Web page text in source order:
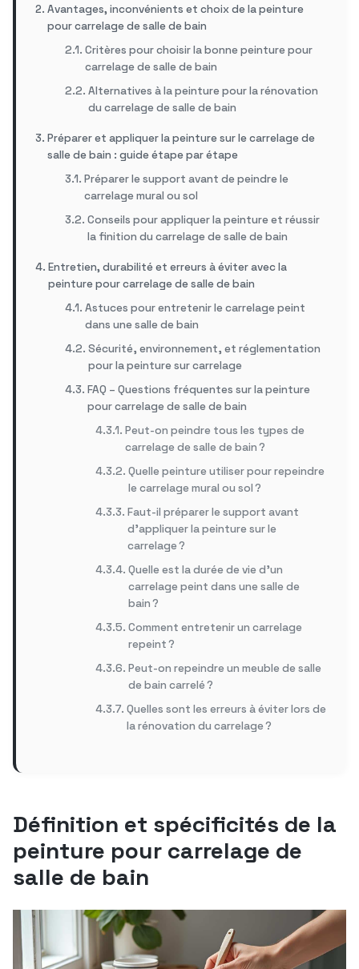
Avantages, inconvénients et choix de la peinture
pour carrelage de salle de bain
Critères pour choisir la bonne peinture pour
carrelage de salle de bain
Alternatives à la peinture pour la rénovation
du carrelage de salle de bain
Préparer et appliquer la peinture sur le carrelage de
salle de bain : guide étape par étape
Préparer le support avant de peindre le
carrelage mural ou sol
Conseils pour appliquer la peinture et réussir
la finition du carrelage de salle de bain
Entretien, durabilité et erreurs à éviter avec la
peinture pour carrelage de salle de bain
Astuces pour entretenir le carrelage peint
dans une salle de bain
Sécurité, environnement, et réglementation
pour la peinture sur carrelage
FAQ – Questions fréquentes sur la peinture
pour carrelage de salle de bain
Peut-on peindre tous les types de
carrelage de salle de bain ?
Quelle peinture utiliser pour repeindre
le carrelage mural ou sol ?
Faut-il préparer le support avant
d’appliquer la peinture sur le
carrelage ?
Quelle est la durée de vie d’un
carrelage peint dans une salle de
bain ?
Comment entretenir un carrelage
repeint ?
Peut-on repeindre un meuble de salle
de bain carrelé ?
Quelles sont les erreurs à éviter lors de
la rénovation du carrelage ?
Définition et spécificités de la
peinture pour carrelage de
salle de bain